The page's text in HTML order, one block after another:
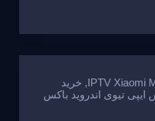
a
g
e
e
, خرید
ایپی تیوی اندروید باکس